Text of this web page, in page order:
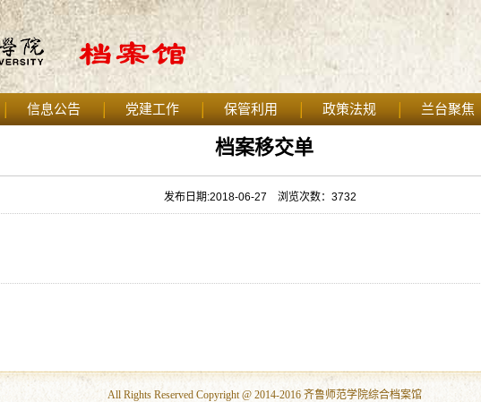
信息公告 党建工作 保管利用 政策法规 兰台聚焦
档案移交单
发布日期:2018-06-27 浏览次数：3732
All Rights Reserved Copyright @ 2014-2016 齐鲁师范学院综合档案馆